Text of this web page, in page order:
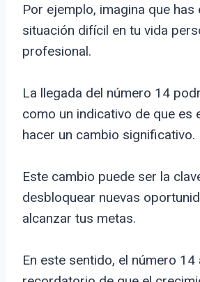
Por ejemplo, imagina que has
situación difícil en tu vida
profesional.
La llegada del número 14
como un indicativo de que es
hacer un cambio significativo.
Este cambio puede ser la
desbloquear nuevas
alcanzar tus metas.
En este sentido, el número